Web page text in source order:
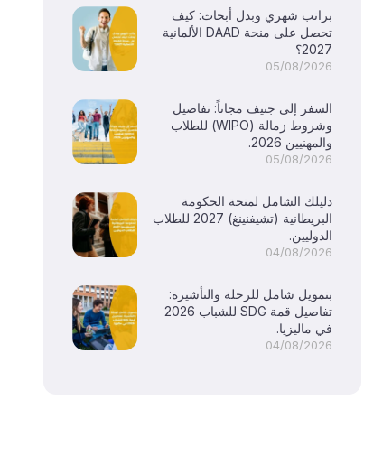
براتب شهري وبدل أبحاث: كيف
تحصل على منحة DAAD الألمانية
2027؟
05/08/2026
السفر إلى جنيف مجاناً: تفاصيل
وشروط زمالة (WIPO) للطلاب
والمهنيين 2026.
05/08/2026
دليلك الشامل لمنحة الحكومة
البريطانية (تشيفنينغ) 2027 للطلاب
الدوليين.
04/08/2026
بتمويل شامل للرحلة والتأشيرة:
تفاصيل قمة SDG للشباب 2026
في ماليزيا.
04/08/2026